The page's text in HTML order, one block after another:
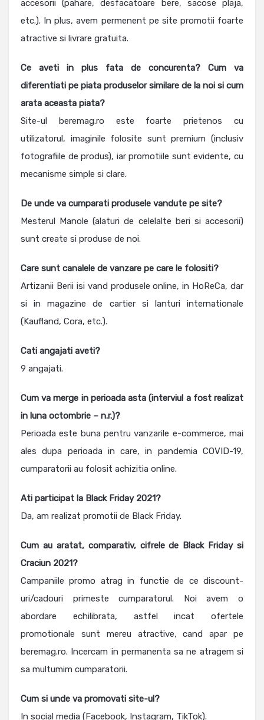
accesorii (pahare, desfacatoare bere, sacose plaja,
etc.). In plus, avem permenent pe site promotii foarte
atractive si livrare gratuita.
Ce aveti in plus fata de concurenta? Cum va
diferentiati pe piata produselor similare de la noi si cum
arata aceasta piata?
Site-ul beremag.ro este foarte prietenos cu
utilizatorul, imaginile folosite sunt premium (inclusiv
fotografiile de produs), iar promotiile sunt evidente, cu
mecanisme simple si clare.
De unde va cumparati produsele vandute pe site?
Mesterul Manole (alaturi de celelalte beri si accesorii)
sunt create si produse de noi.
Care sunt canalele de vanzare pe care le folositi?
Artizanii Berii isi vand produsele online, in HoReCa, dar
si in magazine de cartier si lanturi internationale
(Kaufland, Cora, etc.).
Cati angajati aveti?
9 angajati.
Cum va merge in perioada asta (interviul a fost realizat
in luna octombrie – n.r.)?
Perioada este buna pentru vanzarile e-commerce, mai
ales dupa perioada in care, in pandemia COVID-19,
cumparatorii au folosit achizitia online.
Ati participat la Black Friday 2021?
Da, am realizat promotii de Black Friday.
Cum au aratat, comparativ, cifrele de Black Friday si
Craciun 2021?
Campaniile promo atrag in functie de ce discount-
uri/cadouri primeste cumparatorul. Noi avem o
abordare echilibrata, astfel incat ofertele
promotionale sunt mereu atractive, cand apar pe
beremag.ro. Incercam in permanenta sa ne atragem si
sa multumim cumparatorii.
Cum si unde va promovati site-ul?
In social media (Facebook, Instagram, TikTok).